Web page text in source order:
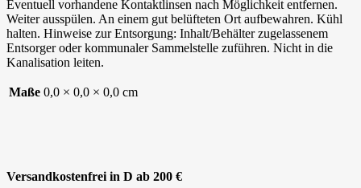
Eventuell vorhandene Kontaktlinsen nach Möglichkeit entfernen.
Weiter ausspülen. An einem gut belüfteten Ort aufbewahren. Kühl
halten. Hinweise zur Entsorgung: Inhalt/Behälter zugelassenem
Entsorger oder kommunaler Sammelstelle zuführen. Nicht in die
Kanalisation leiten.
Maße 0,0 × 0,0 × 0,0 cm
Versandkostenfrei in D ab 200 €